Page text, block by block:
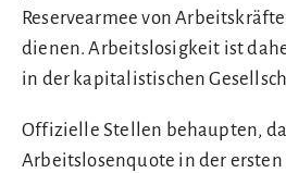
Reservearmee von
dienen. Arbeitslosigkeit ist
in der kapitalistischen
Offizielle Stellen behaupten,
Arbeitslosenquote in der ersten